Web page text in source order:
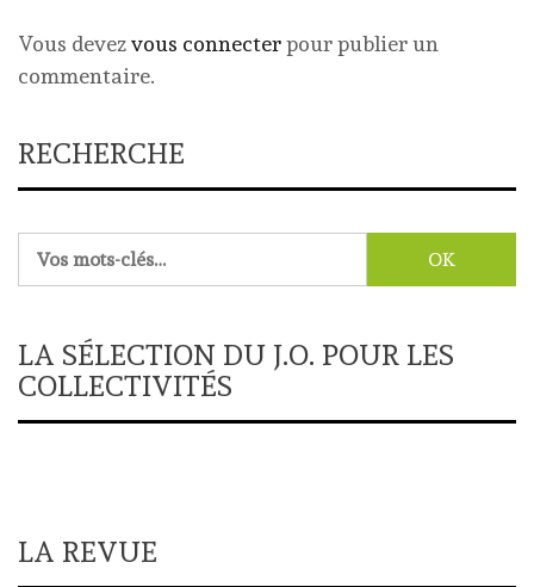
Vous devezvous connecterpour publier un
commentaire.
RECHERCHE
LA SÉLECTION DU J.O. POUR LES
COLLECTIVITÉS
LA REVUE